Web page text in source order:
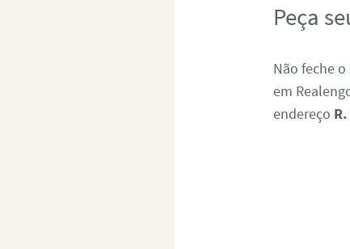
Peça
Não feche
em
endereço